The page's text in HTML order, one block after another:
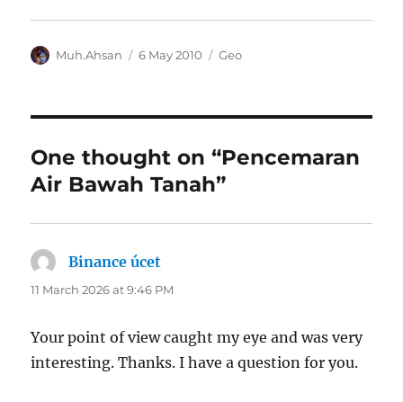
Author
Muh.Ahsan
Posted
6 May 2010 Categories
Geo
One thought on “Pencemaran
Air Bawah Tanah”
Binance úcet
11 March 2026 at 9:46 PM
Your point of view caught my eye and was very
interesting. Thanks. I have a question for you.